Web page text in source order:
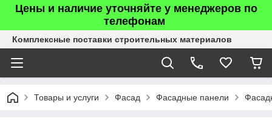
Цены и наличие уточняйте у менеджеров по
телефонам
Комплексные поставки строительных материалов
Товары и услуги Фасад Фасадные панели